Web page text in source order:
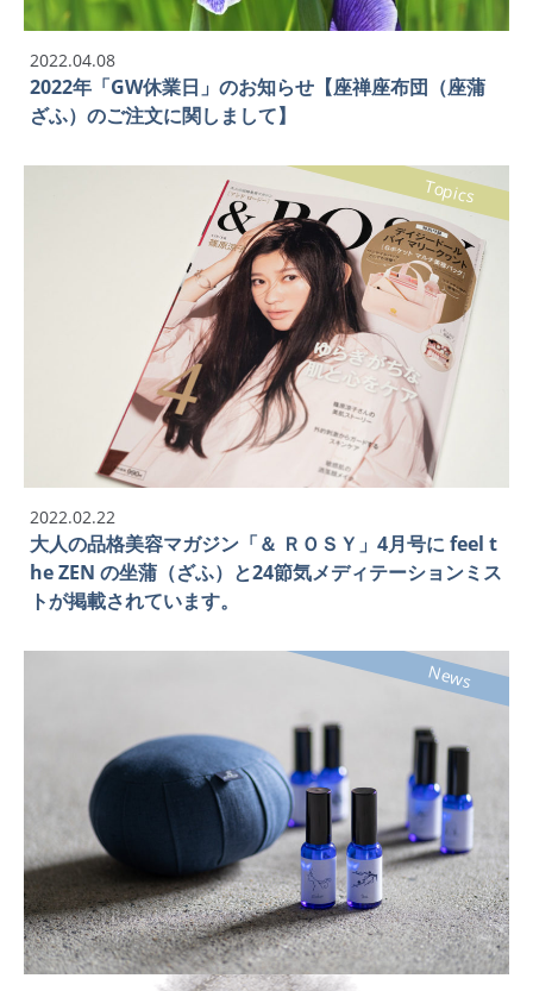
2022.04.08
2022年「GW休業日」のお知らせ【座禅座布団（座蒲
ざふ）のご注文に関しまして】
2022.02.22
大人の品格美容マガジン「＆ ＲＯＳＹ」4月号に feel t
he ZEN の坐蒲（ざふ）と24節気メディテーションミス
トが掲載されています。
Topics
News